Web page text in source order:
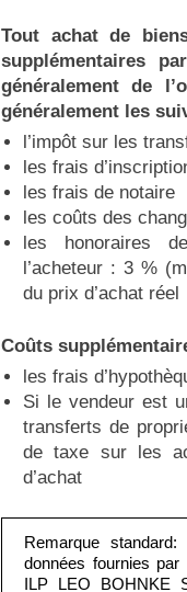
Tout achat de
supplémentaires
généralement de
généralement les
l’impôt sur les
les frais
les frais de notaire
les coûts des
les honoraires
l’acheteur : 3 %
du prix d’achat réel
Coûts
les frais
Si le vendeur est
transferts de
de taxe sur les
d’achat
Remarque
données fournies
ILP LEO BOHNKE